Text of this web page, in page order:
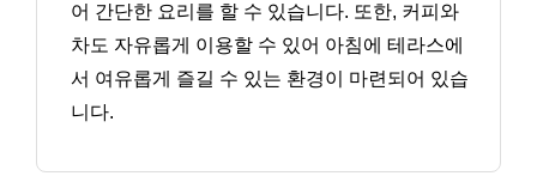
어 간단한 요리를 할 수 있습니다. 또한, 커피와
차도 자유롭게 이용할 수 있어 아침에 테라스에
서 여유롭게 즐길 수 있는 환경이 마련되어 있습
니다.